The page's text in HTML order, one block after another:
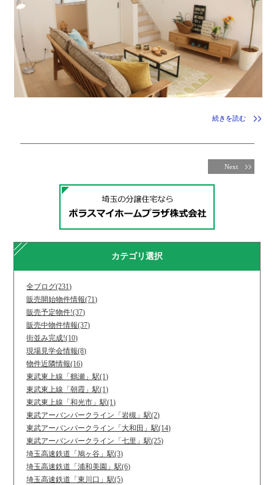
続きを読む
Next
カテゴリ選択
全ブログ(231)
販売開始物件情報(71)
販売予定物件!(37)
販売中物件情報(37)
街並み完成!(10)
現場見学会情報(8)
物件近隣情報(16)
東武東上線「鶴瀬」駅(1)
東武東上線「朝霞」駅(1)
東武東上線「和光市」駅(1)
東武アーバンパークライン「岩槻」駅(2)
東武アーバンパークライン「大和田」駅(14)
東武アーバンパークライン「七里」駅(25)
埼玉高速鉄道「鳩ヶ谷」駅(3)
埼玉高速鉄道「浦和美園」駅(6)
埼玉高速鉄道「東川口」駅(5)